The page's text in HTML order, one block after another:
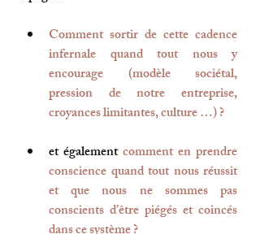
Comment sortir de cette cadence
infernale quand tout nous y
encourage (modèle sociétal,
pression de notre entreprise,
croyances limitantes, culture …) ?
et également comment en prendre
conscience quand tout nous réussit
et que nous ne sommes pas
conscients d’être piégés et coincés